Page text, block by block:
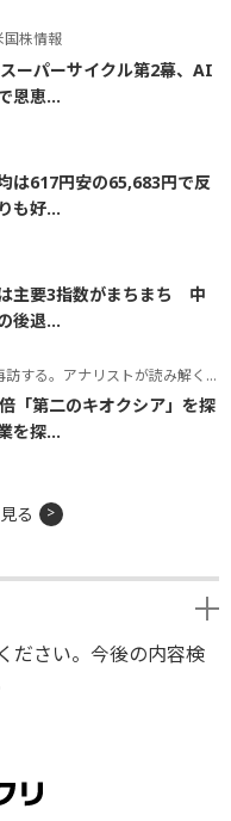
国株情報
ーパーサイクル第2幕、AI
恩恵...
は617円安の65,683円で反
も好...
は主要3指数がまちまち 中
後退...
。アナリストが読み解くテーマの本質
「第二のキオクシア」を探
を探...
る
ださい。今後の内容検